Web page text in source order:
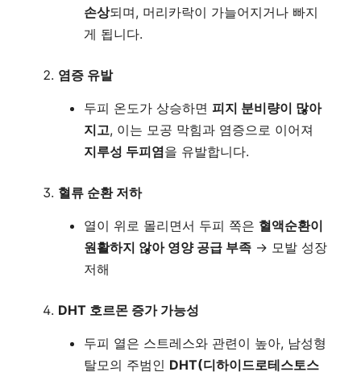
손상되며, 머리카락이 가늘어지거나 빠지
게 됩니다.
염증 유발
두피 온도가 상승하면 피지 분비량이 많아
지고, 이는 모공 막힘과 염증으로 이어져
지루성 두피염을 유발합니다.
혈류 순환 저하
열이 위로 몰리면서 두피 쪽은 혈액순환이
원활하지 않아 영양 공급 부족 → 모발 성장
저해
DHT 호르몬 증가 가능성
두피 열은 스트레스와 관련이 높아, 남성형
탈모의 주범인 DHT(디하이드로테스토스